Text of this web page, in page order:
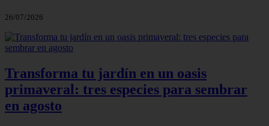
26/07/2026
Transforma tu jardín en un oasis
primaveral: tres especies para sembrar
en agosto